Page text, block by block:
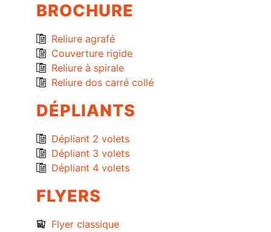
BROCHURE
Reliure agrafé
Couverture rigide
Reliure à spirale
Reliure dos carré collé
DÉPLIANTS
Dépliant 2 volets
Dépliant 3 volets
Dépliant 4 volets
FLYERS
Flyer classique